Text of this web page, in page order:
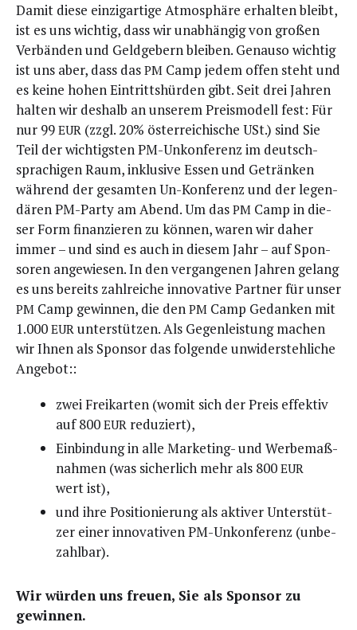
Damit die­se ein­zig­ar­ti­ge Atmo­sphä­re erhal­ten bleibt,
ist es uns wich­tig, dass wir unab­hän­gig von gro­ßen
Ver­bän­den und Geld­ge­bern blei­ben. Genau­so wich­tig
ist uns aber, dass das PM Camp jedem offen steht und
es kei­ne hohen Ein­tritts­hür­den gibt. Seit drei Jah­ren
hal­ten wir des­halb an unse­rem Preis­mo­dell fest: Für
nur 99 EUR (zzgl. 20% öster­rei­chi­sche USt.) sind Sie
Teil der wich­tigs­ten PM-Unkon­fe­renz im deutsch­
spra­chi­gen Raum, inklu­si­ve Essen und Geträn­ken
wäh­rend der gesam­ten Un-Kon­fe­renz und der legen­
dä­ren PM-Par­ty am Abend. Um das PM Camp in die­
ser Form finan­zie­ren zu kön­nen, waren wir daher
immer – und sind es auch in die­sem Jahr – auf Spon­
so­ren ange­wie­sen. In den ver­gan­ge­nen Jah­ren gelang
es uns bereits zahl­rei­che inno­va­ti­ve Part­ner für unser
PM Camp gewin­nen, die den PM Camp Gedan­ken mit
1.000 EUR unter­stüt­zen. Als Gegen­leis­tung machen
wir Ihnen als Spon­sor das fol­gen­de unwi­der­steh­li­che
Angebot::
zwei Frei­kar­ten (womit sich der Preis effek­tiv
auf 800 EUR reduziert),
Ein­bin­dung in alle Mar­ke­ting- und Wer­be­maß­
nah­men (was sicher­lich mehr als 800 EUR
wert ist),
und ihre Posi­tio­nie­rung als akti­ver Unter­stüt­
zer einer inno­va­ti­ven PM-Unkon­fe­renz (unbe­
zahl­bar).
Wir wür­den uns freu­en, Sie als Spon­sor zu
gewinnen.